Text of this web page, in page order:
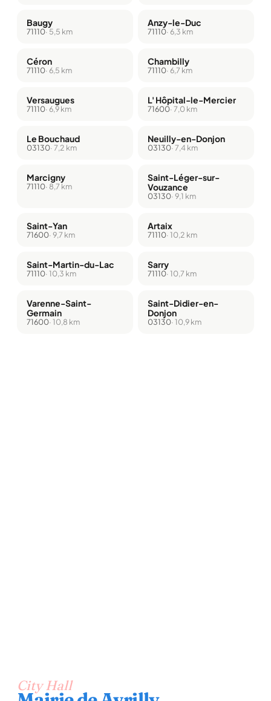
Baugy
71110· 5,5 km
Anzy-le-Duc
71110· 6,3 km
Céron
71110· 6,5 km
Chambilly
71110· 6,7 km
Versaugues
71110· 6,9 km
L' Hôpital-le-Mercier
71600· 7,0 km
Le Bouchaud
03130· 7,2 km
Neuilly-en-Donjon
03130· 7,4 km
Marcigny
71110· 8,7 km
Saint-Léger-sur-
Vouzance
03130· 9,1 km
Saint-Yan
71600· 9,7 km
Artaix
71110· 10,2 km
Saint-Martin-du-Lac
71110· 10,3 km
Sarry
71110· 10,7 km
Varenne-Saint-
Germain
71600· 10,8 km
Saint-Didier-en-
Donjon
03130· 10,9 km
City Hall